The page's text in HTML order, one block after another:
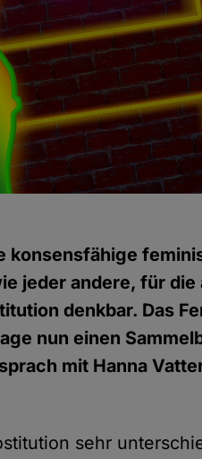
konsensfähige
jeder andere, für die
denkbar. Das
nun einen
mit Hanna
sehr